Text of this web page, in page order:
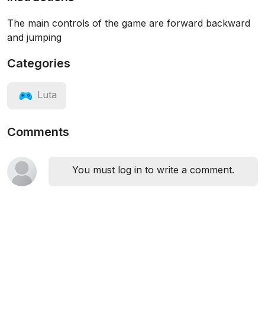
The main controls of the game are forward backward
and jumping
Categories
Luta
Comments
You must log in to write a comment.